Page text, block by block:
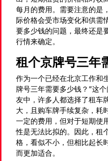
每月的费用。需要注意的是
际价格会受市场变化和供需
要多少钱的问题，最终还是
行情来确定。
租个京牌号三年
作为一个已经在北京工作和
牌号三年需要多少钱？”这
友中，许多人都选择了租车
大，且购车牌手续复杂，耗
一定的费用，但对于短期使
性是无法比拟的。因此，租
格，看似不小，但相比起长
而更加适合。